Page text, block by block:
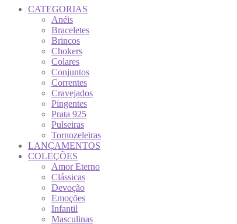
CATEGORIAS
Anéis
Braceletes
Brincos
Chokers
Colares
Conjuntos
Correntes
Cravejados
Pingentes
Prata 925
Pulseiras
Tornozeleiras
LANÇAMENTOS
COLEÇÕES
Amor Eterno
Clássicas
Devoção
Emoções
Infantil
Masculinas